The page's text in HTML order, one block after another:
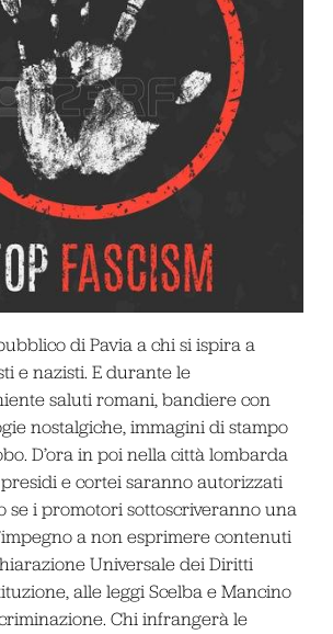
di Pavia a chi si ispira a
e nazisti. E durante le
saluti romani, bandiere con
nostalgiche, immagini di stampo
D’ora in poi nella città lombarda
e cortei saranno autorizzati
se i promotori sottoscriveranno una
a non esprimere contenuti
Universale dei Diritti
alle leggi Scelba e Mancino
Chi infrangerà le